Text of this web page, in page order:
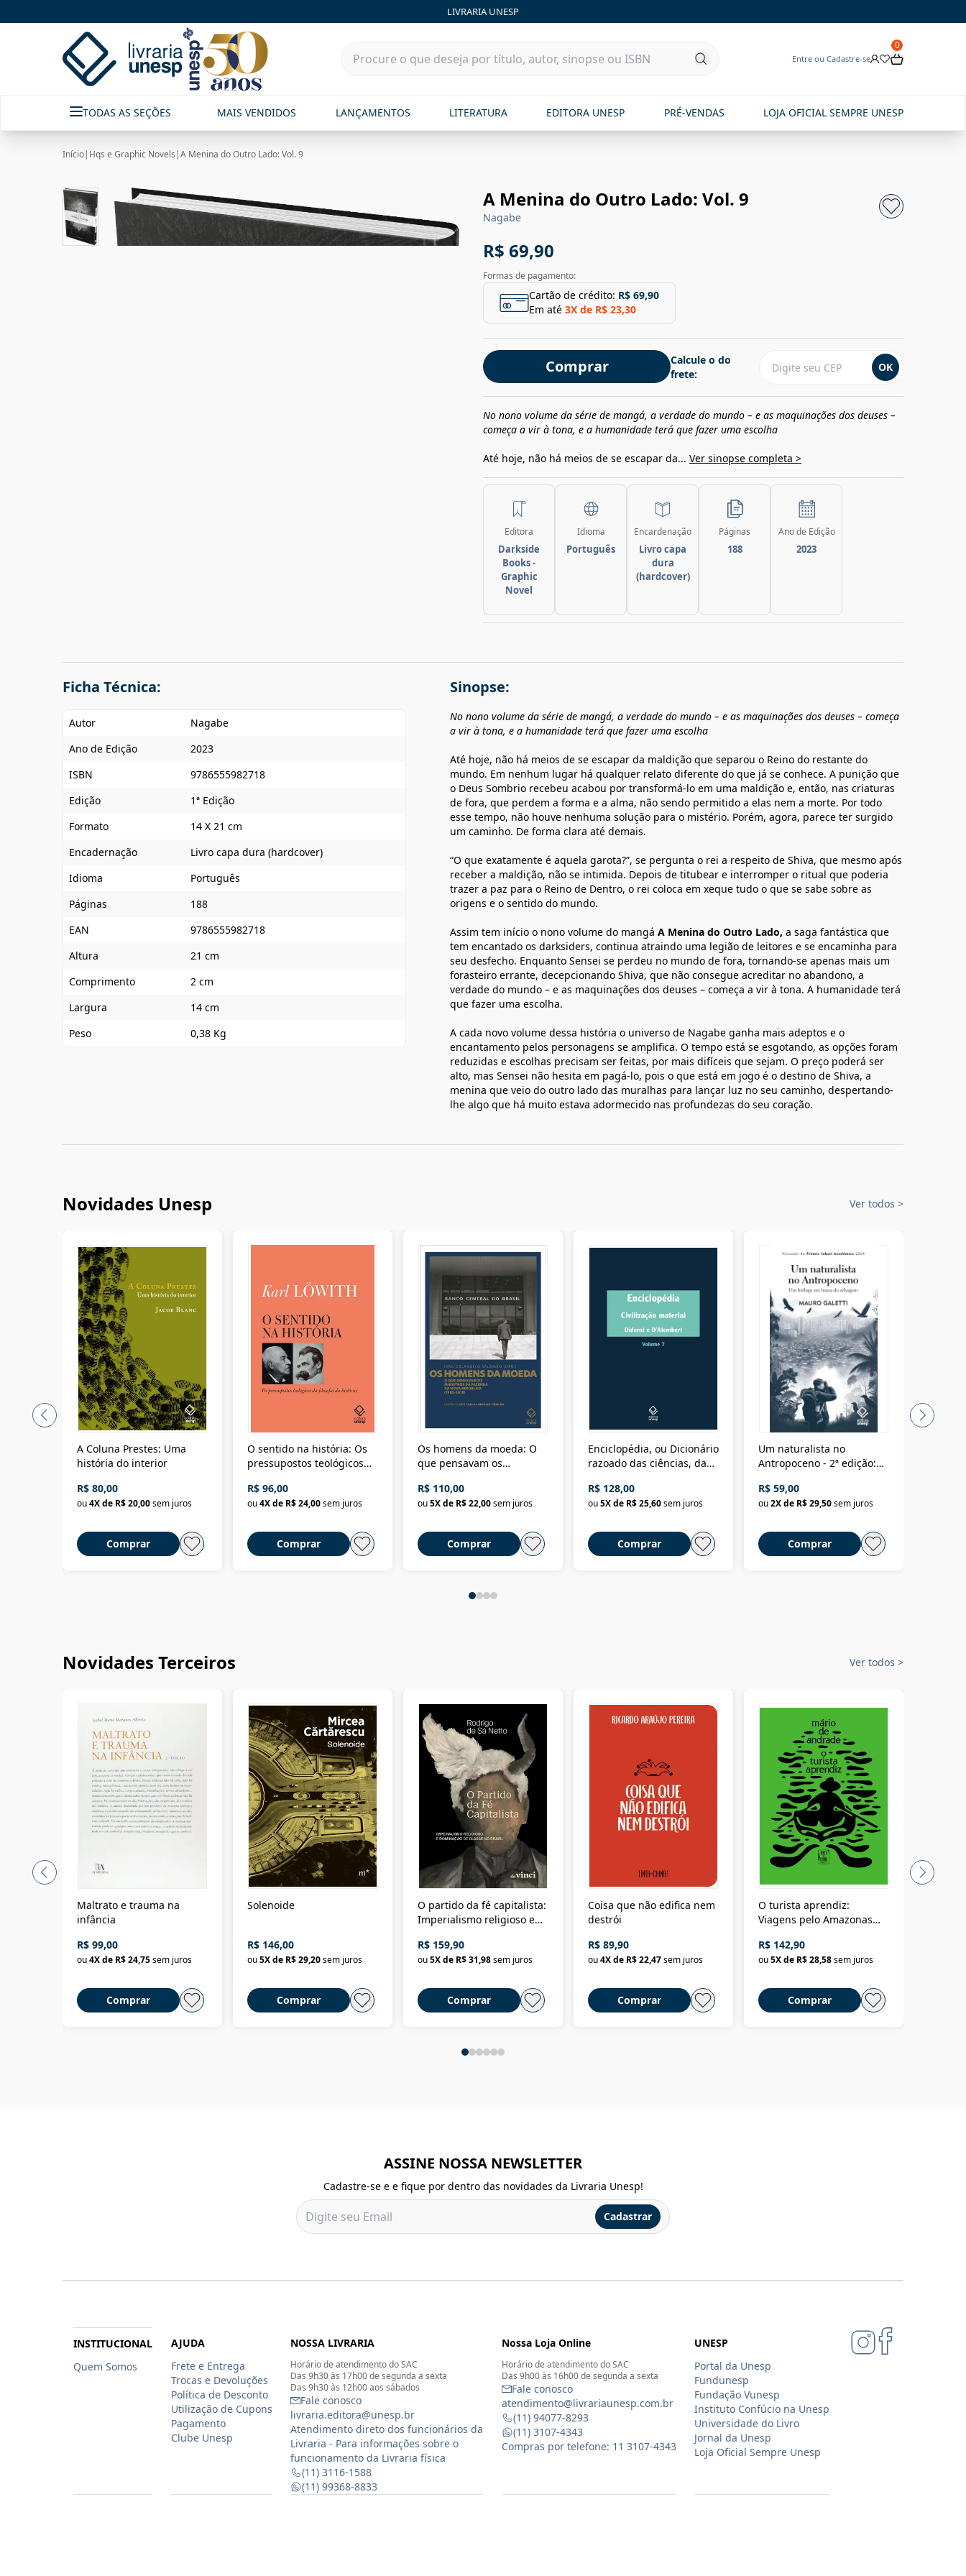
LIVRARIA UNESP
Entre ou Cadastre-se
0
TODAS AS SEÇÕES MAIS VENDIDOS LANÇAMENTOS LITERATURA EDITORA UNESP PRÉ-VENDAS LOJA OFICIAL SEMPRE UNESP
Início| Hqs e Graphic Novels |A Menina do Outro Lado: Vol. 9
A Menina do Outro Lado: Vol. 9
Nagabe
R$ 69,90
Formas de pagamento:
Cartão de crédito: R$ 69,90
Em até 3X de R$ 23,30
Comprar
Calcule o do
frete:
OK
No nono volume da série de mangá, a verdade do mundo – e as maquinações dos deuses –
começa a vir à tona, e a humanidade terá que fazer uma escolha
Até hoje, não há meios de se escapar da... Ver sinopse completa >
Editora
Darkside
Books -
Graphic
Novel
Idioma
Português
Encardenação
Livro capa
dura
(hardcover)
Páginas
188
Ano de Edição
2023
Ficha Técnica:
Autor
Nagabe
Ano de Edição
2023
ISBN
9786555982718
Edição
1ª Edição
Formato
14 X 21 cm
Encadernação
Livro capa dura (hardcover)
Idioma
Português
Páginas
188
EAN
9786555982718
Altura
21 cm
Comprimento
2 cm
Largura
14 cm
Peso
0,38 Kg
Sinopse:
No nono volume da série de mangá, a verdade do mundo – e as maquinações dos deuses – começa
a vir à tona, e a humanidade terá que fazer uma escolha
Até hoje, não há meios de se escapar da maldição que separou o Reino do restante do
mundo. Em nenhum lugar há qualquer relato diferente do que já se conhece. A punição que
o Deus Sombrio recebeu acabou por transformá-lo em uma maldição e, então, nas criaturas
de fora, que perdem a forma e a alma, não sendo permitido a elas nem a morte. Por todo
esse tempo, não houve nenhuma solução para o mistério. Porém, agora, parece ter surgido
um caminho. De forma clara até demais.
“O que exatamente é aquela garota?”, se pergunta o rei a respeito de Shiva, que mesmo após
receber a maldição, não se intimida. Depois de titubear e interromper o ritual que poderia
trazer a paz para o Reino de Dentro, o rei coloca em xeque tudo o que se sabe sobre as
origens e o sentido do mundo.
Assim tem início o nono volume do mangá A Menina do Outro Lado, a saga fantástica que
tem encantado os darksiders, continua atraindo uma legião de leitores e se encaminha para
seu desfecho. Enquanto Sensei se perdeu no mundo de fora, tornando-se apenas mais um
forasteiro errante, decepcionando Shiva, que não consegue acreditar no abandono, a
verdade do mundo – e as maquinações dos deuses – começa a vir à tona. A humanidade terá
que fazer uma escolha.
A cada novo volume dessa história o universo de Nagabe ganha mais adeptos e o
encantamento pelos personagens se amplifica. O tempo está se esgotando, as opções foram
reduzidas e escolhas precisam ser feitas, por mais difíceis que sejam. O preço poderá ser
alto, mas Sensei não hesita em pagá-lo, pois o que está em jogo é o destino de Shiva, a
menina que veio do outro lado das muralhas para lançar luz no seu caminho, despertando-
lhe algo que há muito estava adormecido nas profundezas do seu coração.
Novidades Unesp Ver todos >
A Coluna Prestes: Uma
história do interior
R$ 80,00
ou4X de R$ 20,00sem juros
Comprar
O sentido na história: Os
pressupostos teológicos
R$ 96,00
ou4X de R$ 24,00sem juros
Comprar
Os homens da moeda: O
que pensavam os
Nova República (1985-
2018)
R$ 110,00
ou5X de R$ 22,00sem juros
Comprar
Enciclopédia, ou Dicionário
razoado das ciências, das
Civilização material
R$ 128,00
ou5X de R$ 25,60sem juros
Comprar
Um naturalista no
Antropoceno - 2ª edição:
selvagem
R$ 59,00
ou2X de R$ 29,50sem juros
Comprar
Novidades Terceiros Ver todos >
Maltrato e trauma na
infância
R$ 99,00
ou4X de R$ 24,75sem juros
Comprar
Solenoide
R$ 146,00
ou5X de R$ 29,20sem juros
Comprar
O partido da fé capitalista:
Imperialismo religioso e
Brasil
R$ 159,90
ou5X de R$ 31,98sem juros
Comprar
Coisa que não edifica nem
destrói
R$ 89,90
ou4X de R$ 22,47sem juros
Comprar
O turista aprendiz:
Viagens pelo Amazonas
até a Bolívia e por Marajó
até dizer chega
R$ 142,90
ou5X de R$ 28,58sem juros
Comprar
ASSINE NOSSA NEWSLETTER
Cadastre-se e e fique por dentro das novidades da Livraria Unesp!
Cadastrar
INSTITUCIONAL
Quem Somos
AJUDA
Frete e Entrega
Trocas e Devoluções
Política de Desconto
Utilização de Cupons
Pagamento
Clube Unesp
NOSSA LIVRARIA
Horário de atendimento do SAC
Das 9h30 às 17h00 de segunda a sexta
Das 9h30 às 12h00 aos sábados
Fale conosco
livraria.editora@unesp.br
Atendimento direto dos funcionários da
Livraria - Para informações sobre o
funcionamento da Livraria física
(11) 3116-1588
(11) 99368-8833
Nossa Loja Online
Horário de atendimento do SAC
Das 9h00 às 16h00 de segunda a sexta
Fale conosco
atendimento@livrariaunesp.com.br
(11) 94077-8293
(11) 3107-4343
Compras por telefone: 11 3107-4343
UNESP
Portal da Unesp
Fundunesp
Fundação Vunesp
Instituto Confúcio na Unesp
Universidade do Livro
Jornal da Unesp
Loja Oficial Sempre Unesp